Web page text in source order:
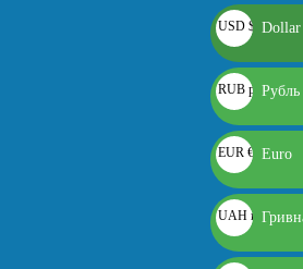
USD $ Dollar
RUB руб.Рубль
EUR € Euro
UAH грн.